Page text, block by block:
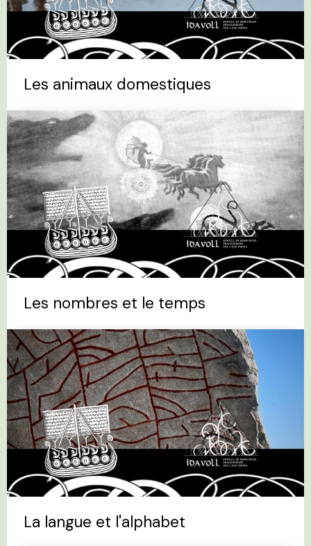
Les animaux domestiques
Les nombres et le temps
La langue et l'alphabet